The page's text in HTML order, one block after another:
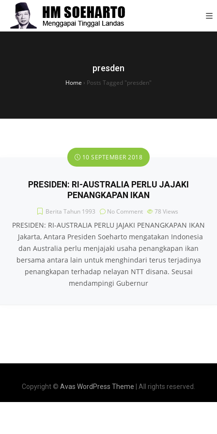
presden
Home › Posts Tagged "presden"
10 SEPTEMBER 2018
PRESIDEN: RI-AUSTRALIA PERLU JAJAKI
PENANGKAPAN IKAN
Berita Tahun 1993 No Comment 78 Views
PRESIDEN: RI-AUSTRALIA PERLU JAJAKI PENANGKAPAN IKAN
Jakarta, Antara Presiden Soeharto mengatakan Indonesia
dan Australia perlu menjajaki usaha penangkapan ikan
bersama antara lain untuk menghindari terus terjadinya
penangkapan terhadap nelayan NTT disana. Seusai
mendampingi Gubernur
Copyright © Avas WordPress Theme | All rights reserved.